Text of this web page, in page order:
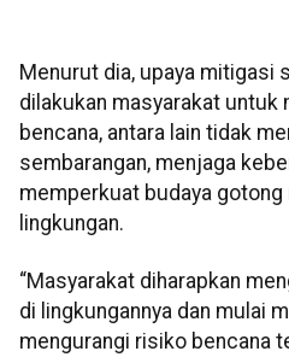
Menurut dia, upaya mitigasi
dilakukan masyarakat untuk
bencana, antara lain tidak
sembarangan, menjaga
memperkuat budaya gotong
lingkungan.
“Masyarakat diharapkan
di lingkungannya dan mulai
mengurangi risiko bencana